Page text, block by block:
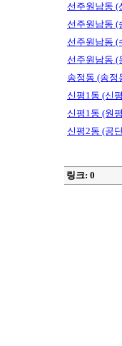
선주원남동 (
선주원남동 (
선주원남동 (
선주원남동 (
송정동 (송정
신평1동 (신
신평1동 (원
신평2동 (공
링크: 0